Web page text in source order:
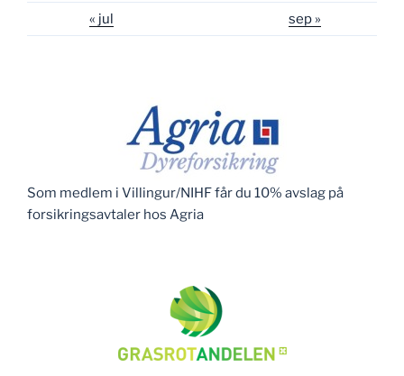
« jul sep »
Som medlem i Villingur/NIHF får du 10% avslag på
forsikringsavtaler hos Agria